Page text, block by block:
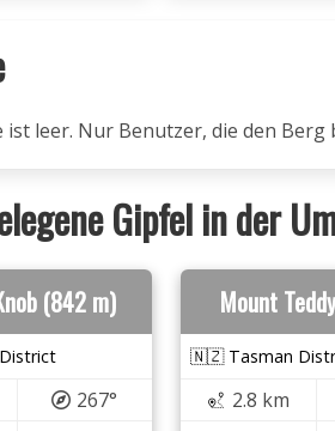
ist leer. Nur Benutzer, die den
Gipfel in der
(842 m)
267°
Mount
🇳🇿 Tasman
2.8 km